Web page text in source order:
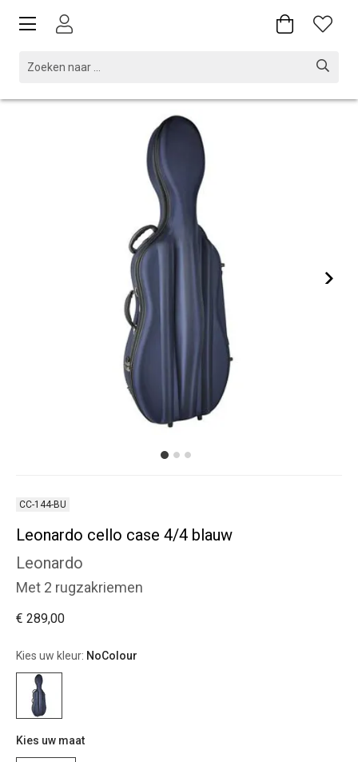
CC-144-BU
Leonardo cello case 4/4 blauw
Leonardo
Met 2 rugzakriemen
€ 289,00
Kies uw kleur: NoColour
Kies uw maat